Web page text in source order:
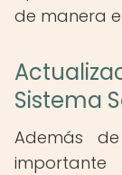
de manera
Sistema
Además